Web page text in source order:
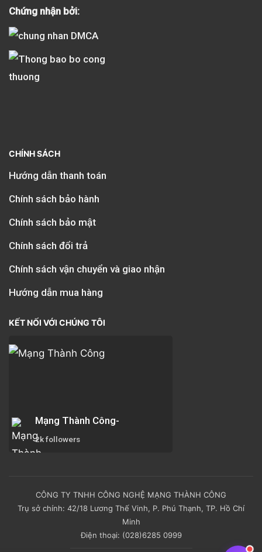
Chứng nhận bởi:
CHÍNH SÁCH
Hướng dẫn thanh toán
Chính sách bảo hành
Chính sách bảo mật
Chính sách đổi trả
Chính sách vận chuyển và giao nhận
Hướng dẫn mua hàng
KẾT NỐI VỚI CHÚNG TÔI
Mạng Thành Công-
2k followers
CÔNG TY TNHH CÔNG NGHỆ MẠNG THÀNH CÔNG
Trụ sở chính: 42/18 Lương Thế Vinh, P. Phú Thạnh, TP. Hồ Chí
Minh
Điện thoại: (028)6285 0999